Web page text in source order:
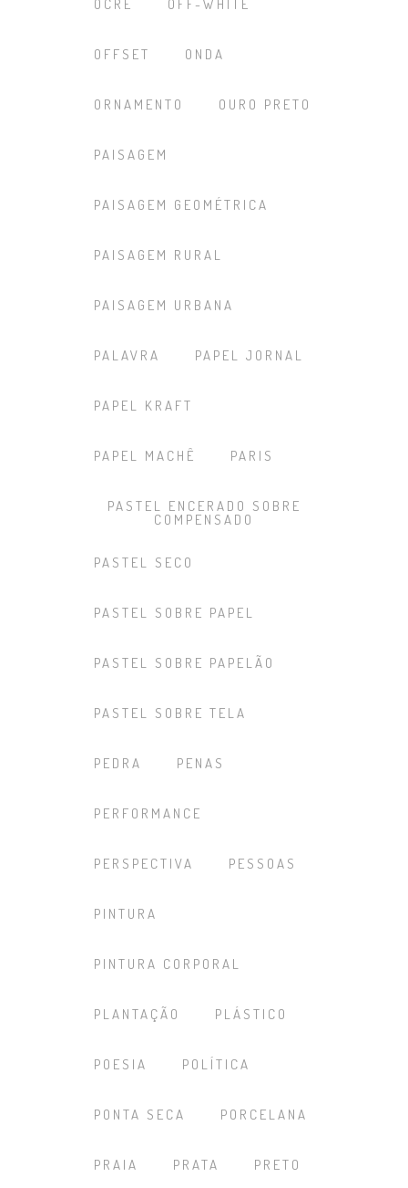
OCRE OFF-WHITE
OFFSET ONDA
ORNAMENTO OURO PRETO
PAISAGEM
PAISAGEM GEOMÉTRICA
PAISAGEM RURAL
PAISAGEM URBANA
PALAVRA PAPEL JORNAL
PAPEL KRAFT
PAPEL MACHÊ PARIS
PASTEL ENCERADO SOBRE
COMPENSADO
PASTEL SECO
PASTEL SOBRE PAPEL
PASTEL SOBRE PAPELÃO
PASTEL SOBRE TELA
PEDRA PENAS
PERFORMANCE
PERSPECTIVA PESSOAS
PINTURA
PINTURA CORPORAL
PLANTAÇÃO PLÁSTICO
POESIA POLÍTICA
PONTA SECA PORCELANA
PRAIA PRATA PRETO